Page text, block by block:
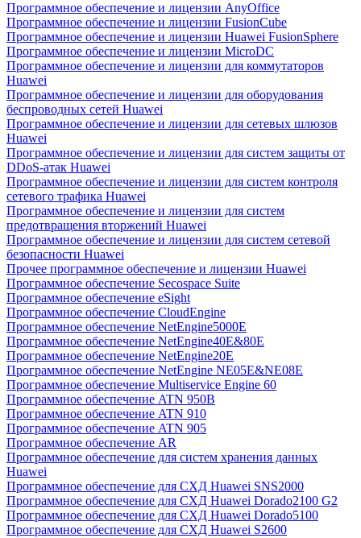
Программное обеспечение и лицензии AnyOffice
Программное обеспечение и лицензии FusionCube
Программное обеспечение и лицензии Huawei FusionSphere
Программное обеспечение и лицензии MicroDC
Программное обеспечение и лицензии для коммутаторов
Huawei
Программное обеспечение и лицензии для оборудования
беспроводных сетей Huawei
Программное обеспечение и лицензии для сетевых шлюзов
Huawei
Программное обеспечение и лицензии для систем защиты от
DDoS-атак Huawei
Программное обеспечение и лицензии для систем контроля
сетевого трафика Huawei
Программное обеспечение и лицензии для систем
предотвращения вторжений Huawei
Программное обеспечение и лицензии для систем сетевой
безопасности Huawei
Прочее программное обеспечение и лицензии Huawei
Программное обеспечение Secospace Suite
Программное обеспечение eSight
Программное обеспечение CloudEngine
Программное обеспечение NetEngine5000E
Программное обеспечение NetEngine40E&80E
Программное обеспечение NetEngine20E
Программное обеспечение NetEngine NE05E&NE08E
Программное обеспечение Multiservice Engine 60
Программное обеспечение ATN 950B
Программное обеспечение ATN 910
Программное обеспечение ATN 905
Программное обеспечение AR
Программное обеспечение для систем хранения данных
Huawei
Программное обеспечение для СХД Huawei SNS2000
Программное обеспечение для СХД Huawei Dorado2100 G2
Программное обеспечение для СХД Huawei Dorado5100
Программное обеспечение для СХД Huawei S2600